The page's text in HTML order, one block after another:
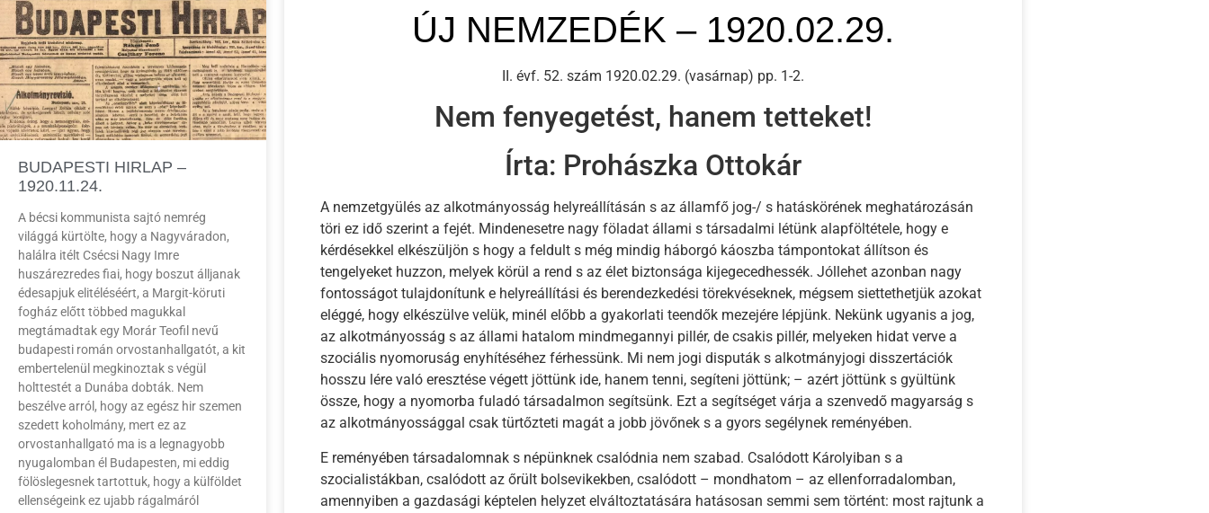
BUDAPESTI HIRLAP –
1920.11.24.
A bécsi kommunista sajtó nemrég
világgá kürtölte, hogy a Nagyváradon,
halálra itélt Csécsi Nagy Imre
huszárezredes fiai, hogy boszut álljanak
édesapjuk elitéléséért, a Margit-köruti
fogház előtt többed magukkal
megtámadtak egy Morár Teofil nevű
budapesti román orvostanhallgatót, a kit
embertelenül megkinoztak s végül
holttestét a Dunába dobták. Nem
beszélve arról, hogy az egész hir szemen
szedett koholmány, mert ez az
orvostanhallgató ma is a legnagyobb
nyugalomban él Budapesten, mi eddig
fölöslegesnek tartottuk, hogy a külföldet
ellenségeink ez ujabb rágalmáról
ÚJ NEMZEDÉK – 1920.02.29.
II. évf. 52. szám 1920.02.29. (vasárnap) pp. 1-2.
Nem fenyegetést, hanem tetteket!
Írta: Prohászka Ottokár
A nemzetgyülés az alkotmányosság helyreállításán s az államfő jog-/ s hatáskörének meghatározásán
töri ez idő szerint a fejét. Mindenesetre nagy föladat állami s társadal­mi létünk alapföltétele, hogy e
kérdésekkel elkészüljön s hogy a feldult s még mindig háborgó káoszba támpontokat állítson és
tengelyeket huzzon, melyek körül a rend s az élet biztonsága kijegecedhessék. Jóllehet azonban nagy
fontosságot tulajdonítunk e helyreállítási és berendezkedési törekvéseknek, mégsem siettethetjük azokat
eléggé, hogy elkészülve velük, minél előbb a gyakorlati teendők mezejére lépjünk. Nekünk ugyanis a jog,
az alkotmányosság s az állami hatalom mindmegannyi pillér, de csakis pillér, melyeken hidat verve a
szociális nyomoruság enyhítéséhez férhessünk. Mi nem jogi disputák s alkotmányjogi disszertációk
hosszu lére való eresztése végett jöttünk ide, hanem tenni, segíteni jöttünk; – azért jöttünk s gyültünk
össze, hogy a nyomorba fuladó társadalmon segítsünk. Ezt a segítséget várja a szenvedő magyarság s
az alkotmányossággal csak türtőzteti magát a jobb jövőnek s a gyors segélynek reményében.
E reményében társadalomnak s népünknek csalódnia nem szabad. Csalódott Károlyiban s a
szocialistákban, csalódott az őrült bolsevikekben, csalódott – mondhatom – az ellenforradalomban,
amennyiben a gazdasági képtelen helyzet elváltoztatására hatásosan semmi sem történt: most rajtunk a